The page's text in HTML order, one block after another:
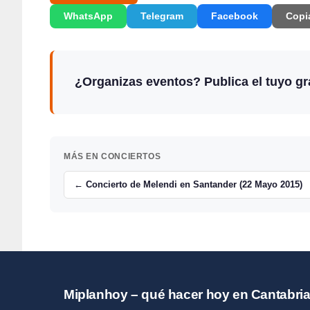
WhatsApp Telegram Facebook
¿Organizas eventos? Publica el tuyo
MÁS EN CONCIERTOS
← Concierto de Melendi en Santander (22 Mayo 2015)
Miplanhoy – qué hacer hoy en Cantabria